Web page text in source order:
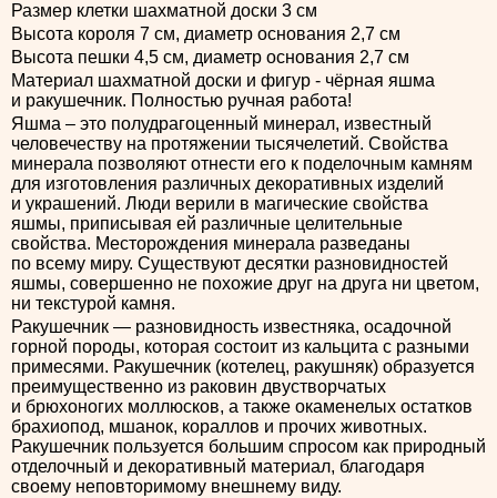
Размер клетки шахматной доски 3 см
Высота короля 7 см, диаметр основания 2,7 см
Высота пешки 4,5 см, диаметр основания 2,7 см
Материал шахматной доски и фигур - чёрная яшма
и ракушечник. Полностью ручная работа!
Яшма – это полудрагоценный минерал, известный
человечеству на протяжении тысячелетий. Свойства
минерала позволяют отнести его к поделочным камням
для изготовления различных декоративных изделий
и украшений. Люди верили в магические свойства
яшмы, приписывая ей различные целительные
свойства. Месторождения минерала разведаны
по всему миру. Существуют десятки разновидностей
яшмы, совершенно не похожие друг на друга ни цветом,
ни текстурой камня.
Ракушечник — разновидность известняка, осадочной
горной породы, которая состоит из кальцита с разными
примесями. Ракушечник (котелец, ракушняк) образуется
преимущественно из раковин двустворчатых
и брюхоногих моллюсков, а также окаменелых остатков
брахиопод, мшанок, кораллов и прочих животных.
Ракушечник пользуется большим спросом как природный
отделочный и декоративный материал, благодаря
своему неповторимому внешнему виду.